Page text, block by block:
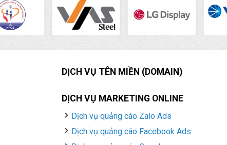
DỊCH VỤ TÊN MIỀN (DOMAIN)
DỊCH VỤ MARKETING ONLINE
Dịch vụ quảng cáo Zalo Ads
Dịch vụ quảng cáo Facebook Ads